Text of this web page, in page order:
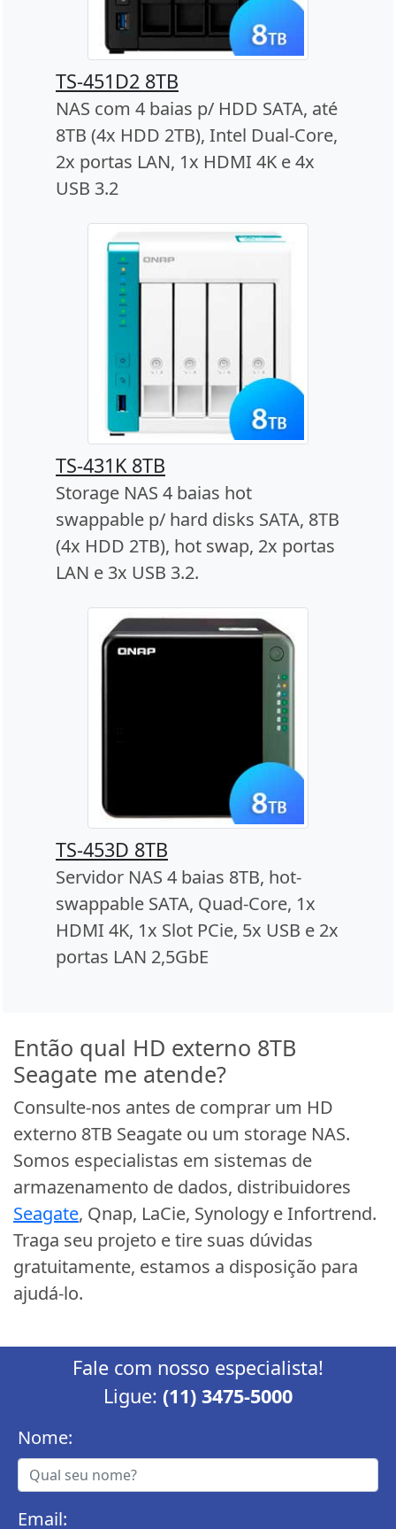
TS-451D2 8TB
NAS com 4 baias p/ HDD SATA, até
8TB (4x HDD 2TB), Intel Dual-Core,
2x portas LAN, 1x HDMI 4K e 4x
USB 3.2
TS-431K 8TB
Storage NAS 4 baias hot
swappable p/ hard disks SATA, 8TB
(4x HDD 2TB), hot swap, 2x portas
LAN e 3x USB 3.2.
TS-453D 8TB
Servidor NAS 4 baias 8TB, hot-
swappable SATA, Quad-Core, 1x
HDMI 4K, 1x Slot PCie, 5x USB e 2x
portas LAN 2,5GbE
Então qual HD externo 8TB
Seagate me atende?
Consulte-nos antes de comprar um HD
externo 8TB Seagate ou um storage NAS.
Somos especialistas em sistemas de
armazenamento de dados, distribuidores
Seagate, Qnap, LaCie, Synology e Infortrend.
Traga seu projeto e tire suas dúvidas
gratuitamente, estamos a disposição para
ajudá-lo.
Fale com nosso especialista!
Ligue: (11) 3475-5000
Nome:
Email: